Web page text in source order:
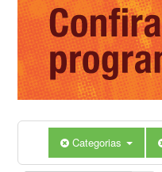
Categorias